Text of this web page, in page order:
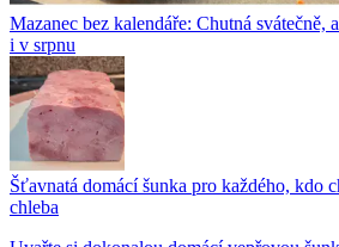
Mazanec bez kalendáře: Chutná svátečně,
i v srpnu
Šťavnatá domácí šunka pro každého, kdo
chleba